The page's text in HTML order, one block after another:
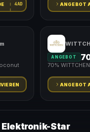
4AD ANGEBOT
ANGEBOT
70%
ANGEBOT
Star